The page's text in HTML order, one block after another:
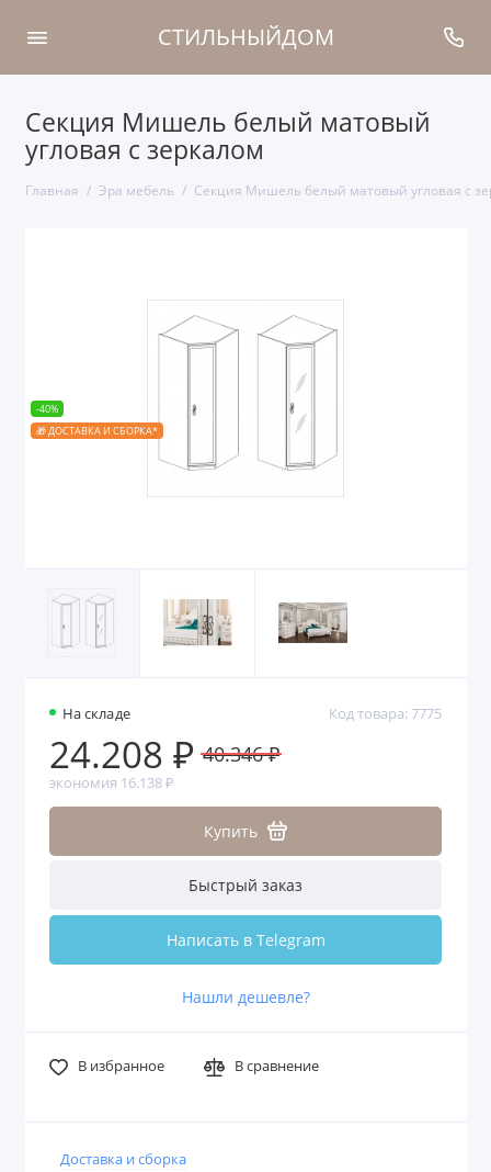
СТИЛЬНЫЙДОМ
Секция Мишель белый матовый
угловая с зеркалом
Главная Эра мебель Секция Мишель белый матовый угловая с
-40%
🎁 ДОСТАВКА И СБОРКА*
На складе Код товара: 7775
24.208 ₽ 40.346 ₽
экономия 16.138 ₽
Купить
Быстрый заказ
Написать в Telegram
Нашли дешевле?
В избранное В сравнение
Доставка и сборка